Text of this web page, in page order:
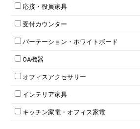
軽量ラック（スチールラック）
収納家具その他
両開書庫
ラテラル書庫
5人用ロッカー
8人用ロッカー
多人数ロッカー
ダイヤル錠ロッカー
ダイヤル錠ロッカー
ワードローブ・クローゼット
ネスティングテーブル
幕板付テーブル
カウンターテーブル
T字脚テーブル
会議テーブルW1200～
会議テーブルW1800～
平行スタックテーブル
会議テーブルその他
キャスター付きミーティングチェア
スタッキングミーティングチェア
テーブル付きミーティングチェア
ネスティングミーティングチェア
折りたたみミーティングチェア
ハイチェア
ミーティングチェアその他
応接・役員家具
応接セット
応接ソファ
応接チェア
応接テーブル
応接・役員家具その他
受付カウンター
ローカウンター
ラウンジカウンター
受付カウンターその他
パーテーション・ホワイトボード
パーテーション
自立タイプパーテーション
パーテーションその他
脚付ホワイトボード
壁掛けホワイトボード
ホワイトボードその他
OA機器
電話機（ビジネスフォン）
シュレッダー
プロジェクター
スクリーン
オフィスアクセサリー
チェア用台車
演台・講演台・演説台
防音パネル
個室ブース
インテリア家具
モールドチェア
ダイニングチェア
キッチン家電・オフィス家電